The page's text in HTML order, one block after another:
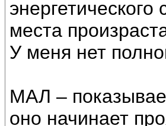
места
У меня нет
МАЛ –
оно начинает